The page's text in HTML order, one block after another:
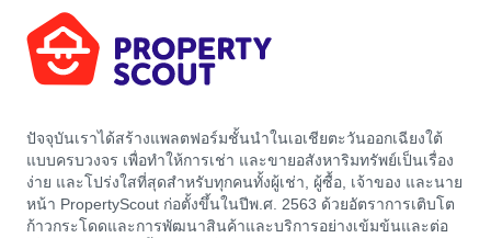
ปัจจุบันเราได้สร้างแพลตฟอร์มชั้นนำในเอเชียตะวันออกเฉียงใต้
แบบครบวงจร เพื่อทำให้การเช่า และขายอสังหาริมทรัพย์เป็นเรื่อง
ง่าย และโปร่งใสที่สุดสำหรับทุกคนทั้งผู้เช่า, ผู้ซื้อ, เจ้าของ และนาย
หน้า PropertyScout ก่อตั้งขึ้นในปีพ.ศ. 2563 ด้วยอัตราการเติบโต
ก้าวกระโดดและการพัฒนาสินค้าและบริการอย่างเข้มข้นและต่อ